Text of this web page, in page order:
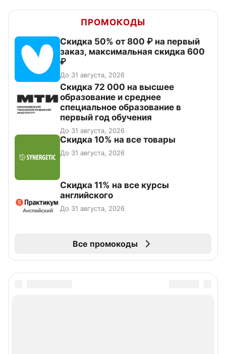
ПРОМОКОДЫ
Скидка 50% от 800 ₽ на первый
заказ, максимальная скидка 600
₽
До 31 августа, 2026
Скидка 72 000 на высшее
образование и среднее
специальное образование в
первый год обучения
До 31 августа, 2026
Скидка 10% на все товары
До 31 августа, 2026
Скидка 11% на все курсы
английского
До 31 августа, 2026
Все промокоды